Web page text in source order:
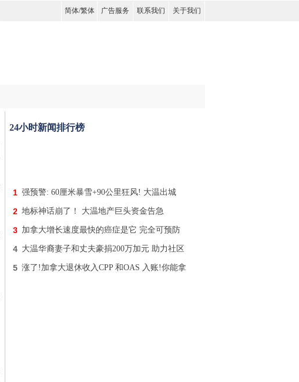
简体/繁体 广告服务 联系我们 关于我们
24小时新闻排行榜
1 强预警: 60厘米暴雪+90公里狂风! 大温出城
2 地标神话崩了！ 大温地产巨头资金告急
3 加拿大增长速度最快的癌症是它 完全可预防
4 大温华裔妻子和丈夫豪捐200万加元 助力社区
5 涨了!加拿大退休收入CPP 和OAS 入账!你能拿